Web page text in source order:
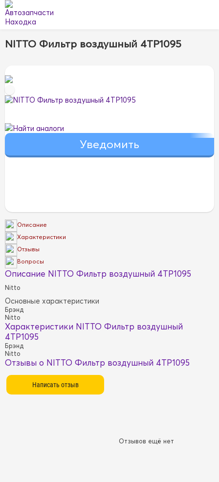
NITTO Фильтр воздушный 4TP1095
Найти аналоги
Описание
Характеристики
Отзывы
Вопросы
Описание NITTO Фильтр воздушный 4TP1095
Nitto
Основные характеристики
Брэнд
Nitto
Характеристики NITTO Фильтр воздушный
4TP1095
Брэнд
Nitto
Отзывы о NITTO Фильтр воздушный 4TP1095
Отзывов ещё нет